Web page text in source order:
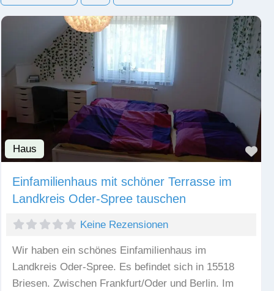
Haus
Einfamilienhaus mit schöner Terrasse im
Landkreis Oder-Spree tauschen
Keine Rezensionen
Wir haben ein schönes Einfamilienhaus im
Landkreis Oder-Spree. Es befindet sich in 15518
Briesen. Zwischen Frankfurt/Oder und Berlin. Im